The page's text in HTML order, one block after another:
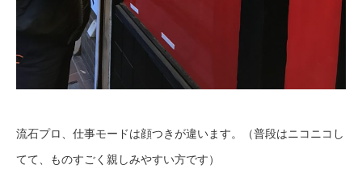
流石プロ、仕事モードは顔つきが違います。（普段はニコニコし
てて、ものすごく親しみやすい方です）